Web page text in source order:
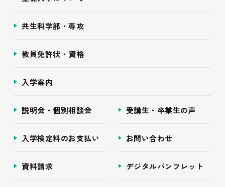
共生科学部・専攻
教員免許状・資格
入学案内
説明会・個別相談会 受講生・卒業生の声
入学検定料のお支払い お問い合わせ
資料請求 デジタルパンフレット